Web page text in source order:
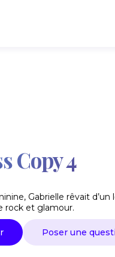
Copy 4
Gabrielle rêvait d’un
rock et glamour.
Poser une